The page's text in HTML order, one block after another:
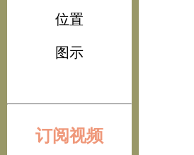
位置
图示
订阅视频